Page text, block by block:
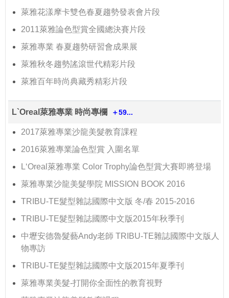
萊雅花漾摩卡雙色春夏趨勢發表會片段
2011萊雅論色型賞全國總決賽片段
萊雅專業 春夏趨勢研習會成果展
萊雅秋冬趨勢謠滾世代精彩片段
萊雅百年時尚典藏秀精彩片段
L`Oreal萊雅專業 時尚專欄 ＋59...
2017萊雅專業沙龍美髮教育課程
2016萊雅專業論色型賞 入圍名單
L‘Oreal萊雅專業 Color Trophy論色型賞大賽即將登場
萊雅專業沙龍美髮學院 MISSION BOOK 2016
TRIBU-TE髮型雜誌國際中文版 冬/春 2015-2016
TRIBU-TE髮型雜誌國際中文版2015年秋季刊
中壢安德魯髮藝Andy老師 TRIBU-TE雜誌國際中文版人
物專訪
TRIBU-TE髮型雜誌國際中文版2015年夏季刊
萊雅專業美髮-打開你全面性的教育視野